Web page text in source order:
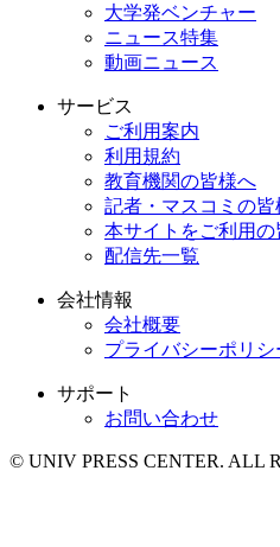
大学発ベンチャー
ニュース特集
動画ニュース
サービス
ご利用案内
利用規約
教育機関の皆様へ
記者・マスコミの皆
本サイトをご利用の
配信先一覧
会社情報
会社概要
プライバシーポリシ
サポート
お問い合わせ
© UNIV PRESS CENTER. ALL